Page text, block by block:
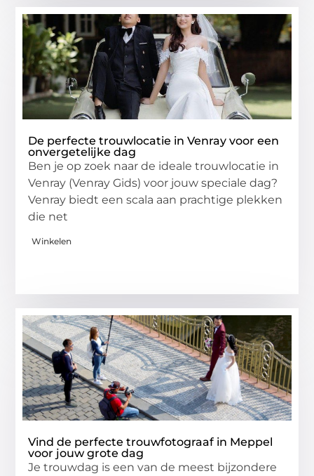
De perfecte trouwlocatie in Venray voor een
onvergetelijke dag
Ben je op zoek naar de ideale trouwlocatie in
Venray (Venray Gids) voor jouw speciale dag?
Venray biedt een scala aan prachtige plekken
die net
Winkelen
Vind de perfecte trouwfotograaf in Meppel
voor jouw grote dag
Je trouwdag is een van de meest bijzondere